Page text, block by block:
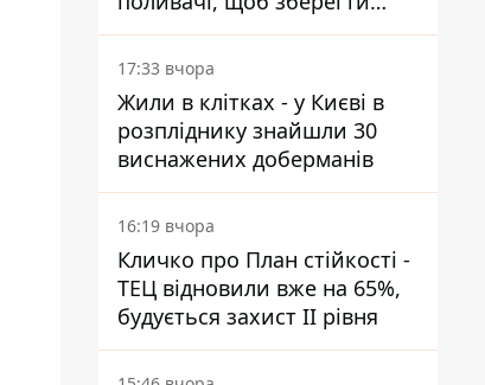
рейки від деформації
17:33 вчора
Жили в клітках - у Києві в
розпліднику знайшли 30
виснажених доберманів
16:19 вчора
Кличко про План стійкості -
ТЕЦ відновили вже на 65%,
будується захист ІІ рівня